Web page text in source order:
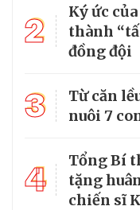
2
Ký ức
thành
đồng đội
3
Từ căn
nuôi 7
4
Tổng Bí
tặng
chiến sĩ